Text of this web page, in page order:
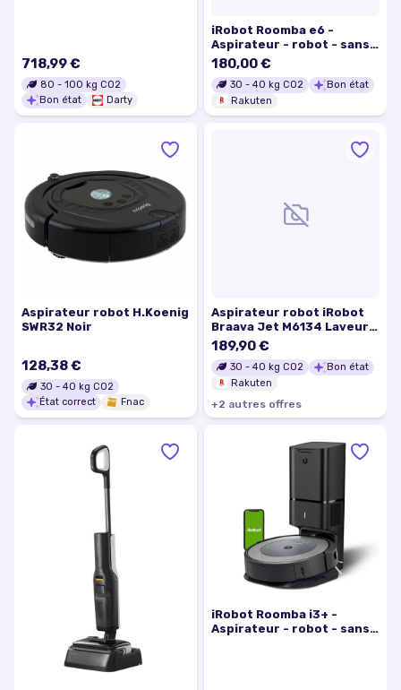
718,99 €
80 - 100 kg CO2
Bon état
Darty
iRobot Roomba e6 -
Aspirateur - robot - sans
sac
180,00 €
30 - 40 kg CO2
Bon état
Rakuten
Aspirateur robot H.Koenig
SWR32 Noir
128,38 €
30 - 40 kg CO2
État correct
Fnac
Aspirateur robot iRobot
Braava Jet M6134 Laveur
De Sols Connecté Wifi
189,90 €
30 - 40 kg CO2
Bon état
Rakuten
+2 autres offres
iRobot Roomba i3+ -
Aspirateur - robot - sans